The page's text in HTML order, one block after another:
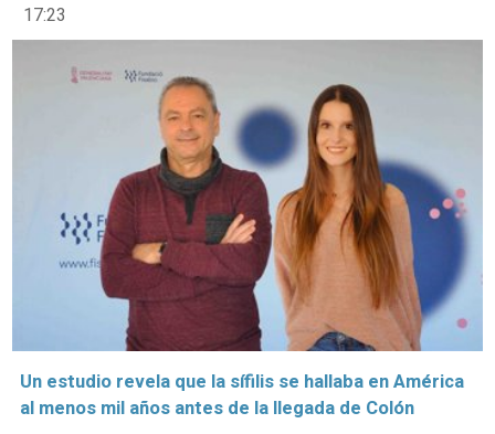
17:23
Un estudio revela que la sífilis se hallaba en América
al menos mil años antes de la llegada de Colón